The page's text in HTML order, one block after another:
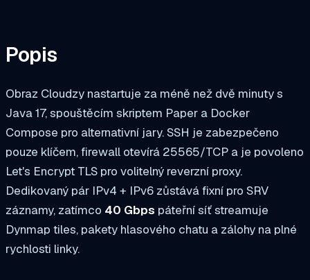
Popis
Obraz Cloudzy nastartuje za méně než dvě minuty s
Java 17, spouštěcím skriptem Paper a Docker
Compose pro alternativní jary. SSH je zabezpečeno
pouze klíčem, firewall otevírá 25565/TCP a je povoleno
Let's Encrypt TLS pro volitelný reverzní proxy.
Dedikovaný pár IPv4 + IPv6 zůstává fixní pro SRV
záznamy, zatímco 40 Gbps páteřní síť streamuje
Dynmap tiles, pakety hlasového chatu a zálohy na plné
rychlosti linky.